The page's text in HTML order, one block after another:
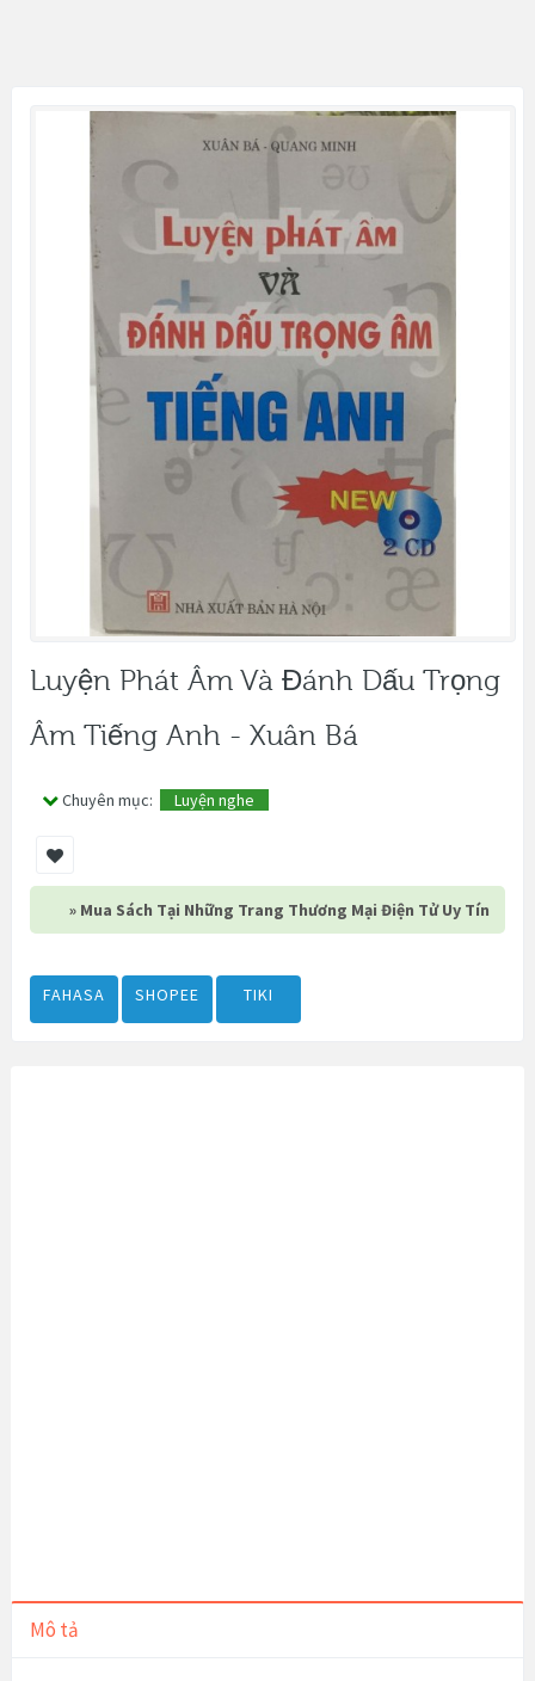
Luyện Phát Âm Và Đánh Dấu Trọng
Âm Tiếng Anh - Xuân Bá
Chuyên mục: Luyện nghe
» Mua Sách Tại Những Trang Thương Mại Điện Tử Uy Tín
FAHASA SHOPEE TIKI
Mô tả